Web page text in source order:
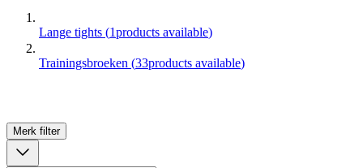
Lange tights (1products available)
Trainingsbroeken (33products available)
Merk filter